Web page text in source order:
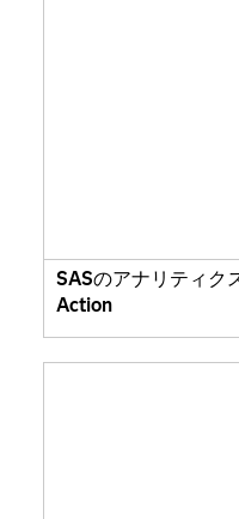
SASのアナリティク
Action